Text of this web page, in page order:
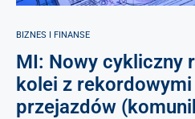
BIZNES I FINANSE
MI: Nowy cykliczny
kolei z
przejazdów